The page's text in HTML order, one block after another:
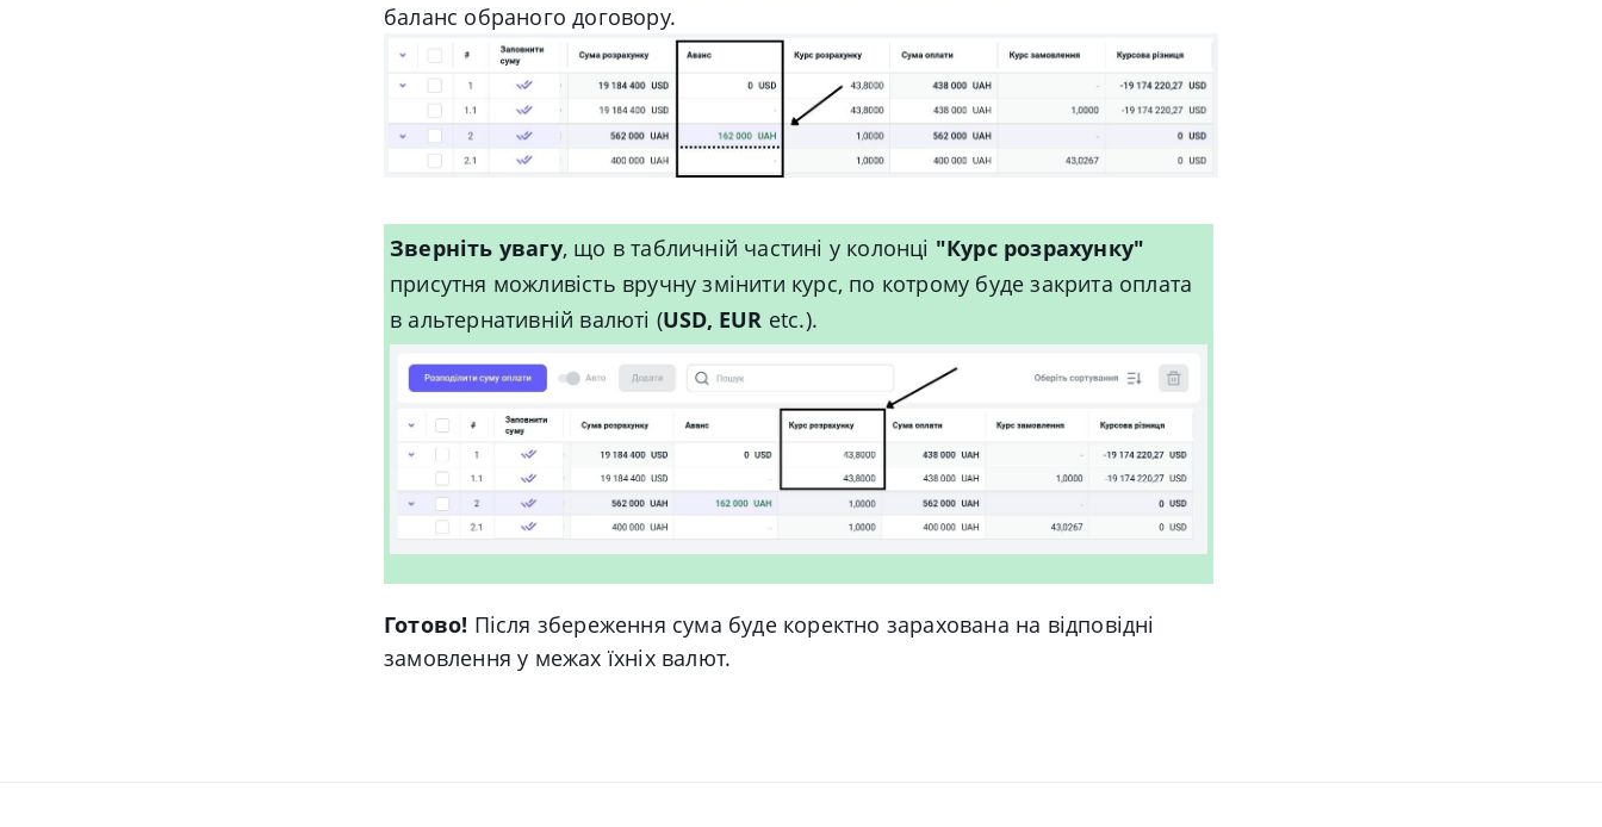
баланс обраного договору.
Зверніть увагу, що в табличній частині у колонці "Курс розрахунку"
присутня можливість вручну змінити курс, по котрому буде закрита оплата
в альтернативній валюті (USD, EUR etc.).
Готово! Після збереження сума буде коректно зарахована на відповідні
замовлення у межах їхніх валют.